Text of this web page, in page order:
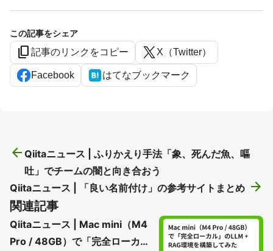
この記事をシェア
content_copy 記事のリンクをコピー X（Twitter）
Facebook はてなブックマーク
arrow_back Qiitaニュース | ふりかえり手法「象、死んだ魚、嘔
吐」でチームの闇と向き合おう
arrow_forward
Qiitaニュース | 「良い名前付け」の参考サイトまとめ
関連記事
Qiitaニュース | Mac mini（M4
Pro / 48GB）で「完全ローカ